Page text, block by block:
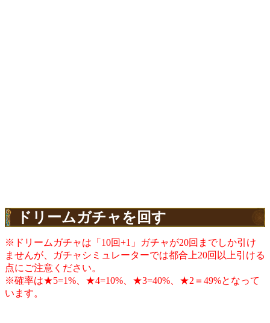
ドリームガチャを回す
※ドリームガチャは「10回+1」ガチャが20回までしか引け
ませんが、ガチャシミュレーターでは都合上20回以上引ける
点にご注意ください。
※確率は★5=1%、★4=10%、★3=40%、★2＝49%となって
います。